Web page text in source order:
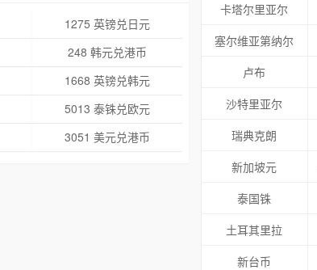
1275 英镑兑日元
248 韩元兑港币
1668 英镑兑韩元
5013 泰铢兑欧元
3051 美元兑港币
卡塔尔里亚尔
塞尔维亚第纳尔
卢布
沙特里亚尔
瑞典克朗
新加坡元
泰国铢
土耳其里拉
新台币